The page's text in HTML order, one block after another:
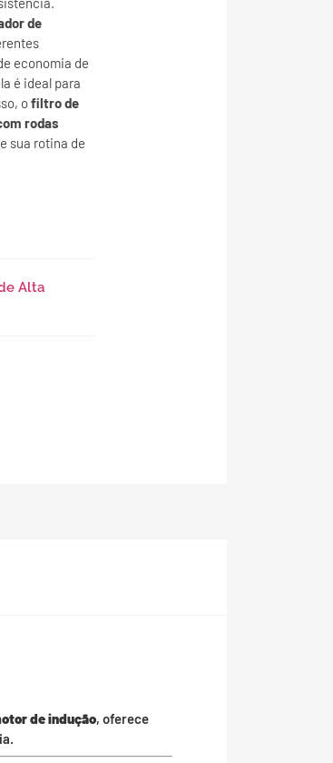
de
economia de
é ideal para
ofiltro de
rodas
sua rotina de
Alta
de indução, oferece